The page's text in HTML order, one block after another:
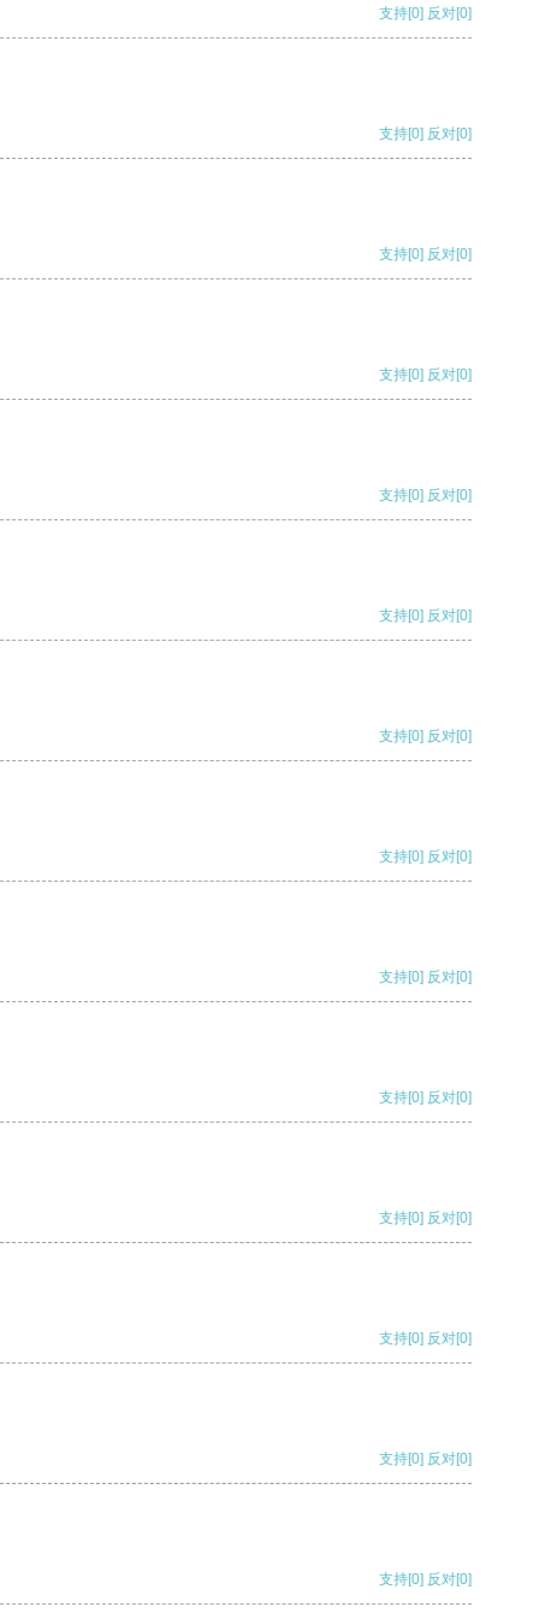
支持[0] 反对[0]
支持[0] 反对[0]
支持[0] 反对[0]
支持[0] 反对[0]
支持[0] 反对[0]
支持[0] 反对[0]
支持[0] 反对[0]
支持[0] 反对[0]
支持[0] 反对[0]
支持[0] 反对[0]
支持[0] 反对[0]
支持[0] 反对[0]
支持[0] 反对[0]
支持[0] 反对[0]